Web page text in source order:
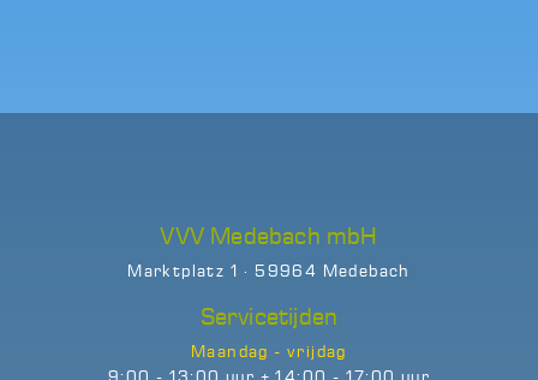
VVV Medebach mbH
Marktplatz 1 · 59964 Medebach
Servicetijden
Maandag - vrijdag